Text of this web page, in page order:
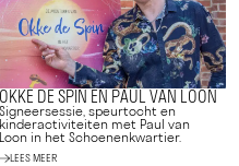
OKKE DE SPIN EN PAUL VAN LOON
Signeersessie, speurtocht en
kinderactiviteiten met Paul van
Loon in het Schoenenkwartier.
LEES MEER